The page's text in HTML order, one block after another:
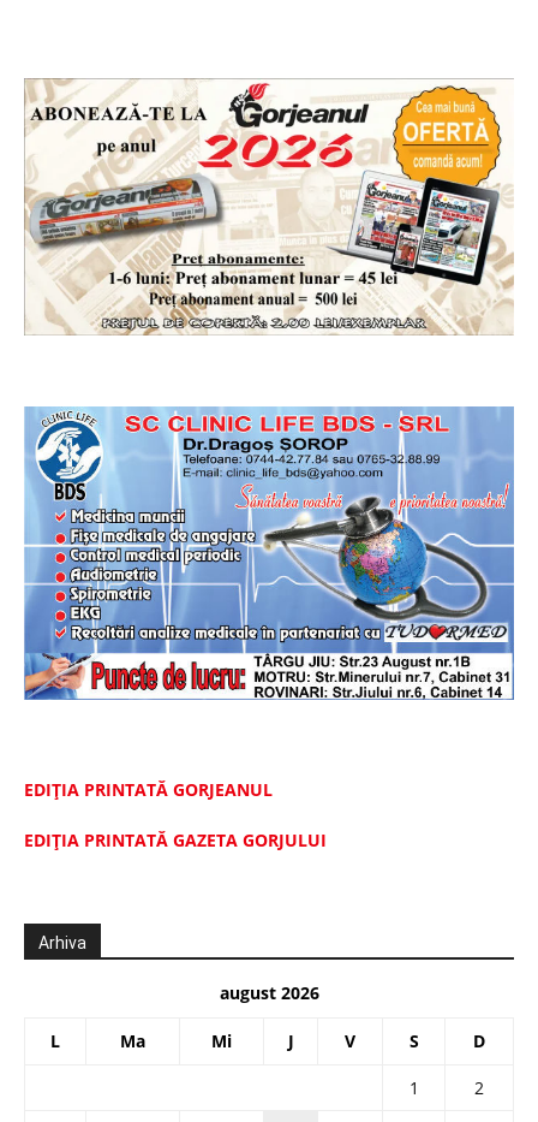
EDIȚIA PRINTATĂ GORJEANUL
EDIŢIA PRINTATĂ GAZETA GORJULUI
Arhiva
august 2026
L Ma Mi J V S D
1 2